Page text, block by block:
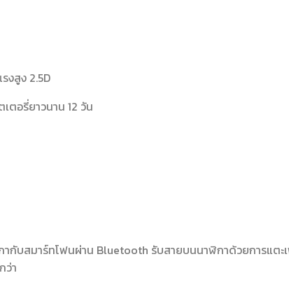
งสูง 2.5D
ตอรี่ยาวนาน 12 วัน
กับสมาร์ทโฟนผ่าน Bluetooth รับสายบนนาฬิกาด้วยการแต
ว่า